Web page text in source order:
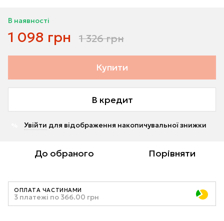
В наявності
1 098 грн 1 326 грн
Купити
В кредит
Увійти для відображення накопичувальної знижки
До обраного Порівняти
ОПЛАТА ЧАСТИНАМИ
3 платежі по 366.00 грн